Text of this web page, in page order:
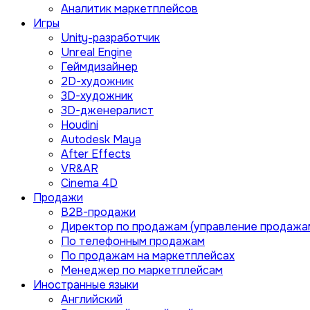
Аналитик маркетплейсов
Игры
Unity-разработчик
Unreal Engine
Геймдизайнер
2D-художник
3D-художник
3D-дженералист
Houdini
Autodesk Maya
After Effects
VR&AR
Cinema 4D
Продажи
B2B-продажи
Директор по продажам (управление
По телефонным продажам
По продажам на маркетплейсах
Менеджер по маркетплейсам
Иностранные языки
Английский